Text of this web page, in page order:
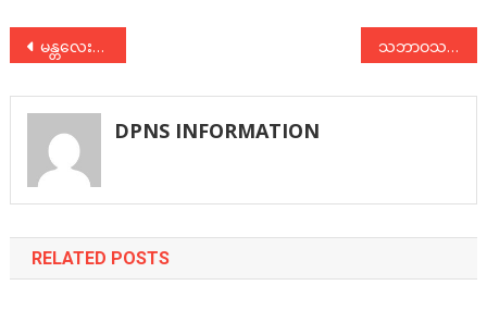
Post
navigation
မန္တလေးမြို့တော် စည်ပင်သာယာရေး ရွေးကောက်ပွဲဆိုင်ရာ ပါတီစုံဆွေးနွေးပွဲ သဘာဝသယံဇာတဘဏ္ဍာငွေ မျှဝေရေး မူကွဲများအကြောင်း ဆွေးနွေးပွဲကျင်းပ
DPNS INFORMATION
RELATED POSTS